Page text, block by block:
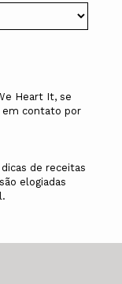
Heart It, se
em contato por
dicas de receitas
elogiadas